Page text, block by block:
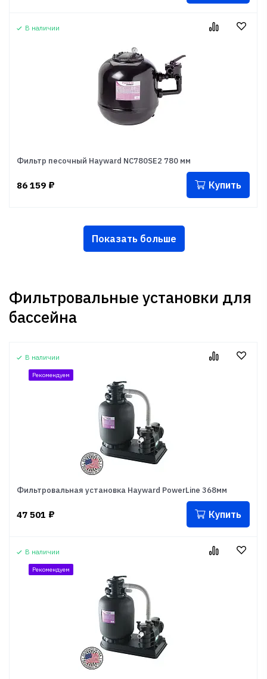
В наличии
Фильтр песочный Hayward NC780SE2 780 мм
86 159 ₽ Купить
Показать больше
Фильтровальные установки для
бассейна
В наличии
Рекомендуем
Фильтровальная установка Hayward PowerLine 368мм
47 501 ₽ Купить
В наличии
Рекомендуем